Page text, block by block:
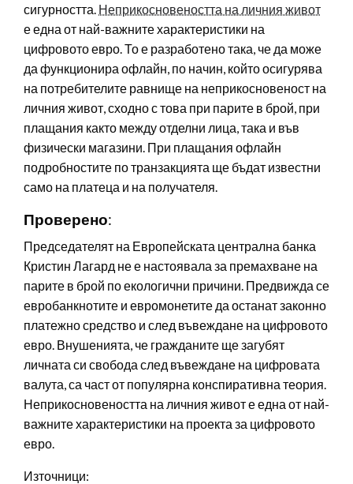
сигурността. Неприкосновеността на личния живот
е една от най-важните характеристики на
цифровото евро. То е разработено така, че да може
да функционира офлайн, по начин, който осигурява
на потребителите равнище на неприкосновеност на
личния живот, сходно с това при парите в брой, при
плащания както между отделни лица, така и във
физически магазини. При плащания офлайн
подробностите по транзакцията ще бъдат известни
само на платеца и на получателя.
Проверено:
Председателят на Европейската централна банка
Кристин Лагард не е настоявала за премахване на
парите в брой по екологични причини. Предвижда се
евробанкнотите и евромонетите да останат законно
платежно средство и след въвеждане на цифровото
евро. Внушенията, че гражданите ще загубят
личната си свобода след въвеждане на цифровата
валута, са част от популярна конспиративна теория.
Неприкосновеността на личния живот е една от най-
важните характеристики на проекта за цифровото
евро.
Източници: